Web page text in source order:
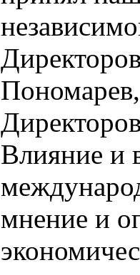
Влияние и
мнение и